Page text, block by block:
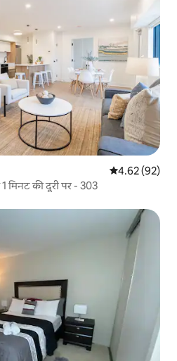
औसत रेटिंग 5 में
4.62 (92)
मिनट की दूरी पर - 303